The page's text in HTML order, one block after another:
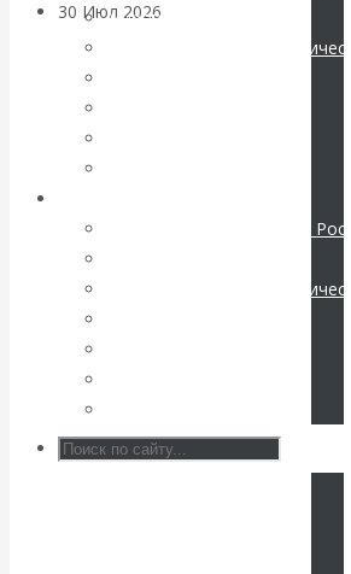
Мировая экономика
Международные
Экономика современной
Международные
30 Июл 2026
Валентин
Катасонов. Кто
погоду на
финансовых
рынках?
Минфины хотят